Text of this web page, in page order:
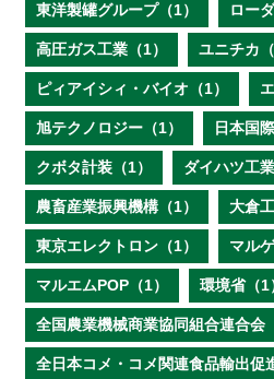
東洋製罐グループ（1） ロー
高圧ガス工業（1） ユニチカ（
ピィアイシィ・バイオ（1）
旭テクノロジー（1） 日本国
クボタ計装（1） ダイハツ工業
農畜産業振興機構（1） 大倉
東京エレクトロン（1） マル
マルエムPOP（1） 環境省（1
全国農業機械商業協同組合連合会
全日本コメ・コメ関連食品輸出促